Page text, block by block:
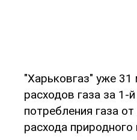
"Харьковгаз" уже 31
расходов газа за
потребления газа
расхода